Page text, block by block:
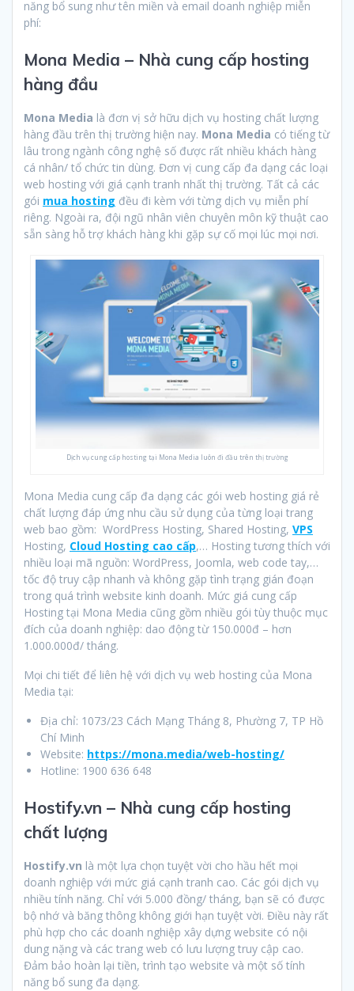
năng bổ sung như tên miền và email doanh nghiệp miễn
phí:
Mona Media – Nhà cung cấp hosting
hàng đầu
Mona Media là đơn vị sở hữu dịch vụ hosting chất lượng
hàng đầu trên thị trường hiện nay. Mona Media có tiếng từ
lâu trong ngành công nghệ số được rất nhiều khách hàng
cá nhân/ tổ chức tin dùng. Đơn vị cung cấp đa dạng các loại
web hosting với giá cạnh tranh nhất thị trường. Tất cả các
gói mua hosting đều đi kèm với từng dịch vụ miễn phí
riêng. Ngoài ra, đội ngũ nhân viên chuyên môn kỹ thuật cao
sẵn sàng hỗ trợ khách hàng khi gặp sự cố mọi lúc mọi nơi.
Dịch vụ cung cấp hosting tại Mona Media luôn đi đầu trên thị trường
Mona Media cung cấp đa dạng các gói web hosting giá rẻ
chất lượng đáp ứng nhu cầu sử dụng của từng loại trang
web bao gồm: WordPress Hosting, Shared Hosting, VPS
Hosting, Cloud Hosting cao cấp,… Hosting tương thích với
nhiều loại mã nguồn: WordPress, Joomla, web code tay,…
tốc độ truy cập nhanh và không gặp tình trạng gián đoạn
trong quá trình website kinh doanh. Mức giá cung cấp
Hosting tại Mona Media cũng gồm nhiều gói tùy thuộc mục
đích của doanh nghiệp: dao động từ 150.000đ – hơn
1.000.000đ/ tháng.
Mọi chi tiết để liên hệ với dịch vụ web hosting của Mona
Media tại:
Địa chỉ: 1073/23 Cách Mạng Tháng 8, Phường 7, TP Hồ
Chí Minh
Website: https://mona.media/web-hosting/
Hotline: 1900 636 648
Hostify.vn – Nhà cung cấp hosting
chất lượng
Hostify.vn là một lựa chọn tuyệt vời cho hầu hết mọi
doanh nghiệp với mức giá cạnh tranh cao. Các gói dịch vụ
nhiều tính năng. Chỉ với 5.000 đồng/ tháng, bạn sẽ có được
bộ nhớ và băng thông không giới hạn tuyệt vời. Điều này rất
phù hợp cho các doanh nghiệp xây dựng website có nội
dung nặng và các trang web có lưu lượng truy cập cao.
Đảm bảo hoàn lại tiền, trình tạo website và một số tính
năng bổ sung đa dạng.